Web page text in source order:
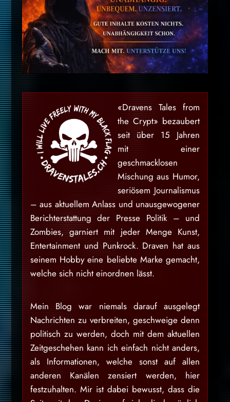
«Dravens Tales from
the Crypt» bezaubert
seit über 15 Jahren
mit einer
geschmacklosen
Mischung aus Humor,
seriösem Journalismus
– aus aktuellem Anlass und unausgewogener
Berichterstattung der Presse Politik – und
Zombies, garniert mit jeder Menge Kunst,
Entertainment und Punkrock. Draven hat aus
seinem Hobby eine beliebte Marke gemacht,
welche sich nicht einordnen lässt.
Mein Blog war niemals darauf ausgelegt
Nachrichten zu verbreiten, geschweige denn
politisch zu werden, doch mit dem aktuellen
Zeitgeschehen kann ich einfach nicht anders,
als Informationen, welche sonst auf allen
anderen Kanälen zensiert werden, hier
festzuhalten. Mir ist dabei bewusst, dass die